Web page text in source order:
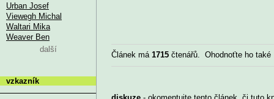
Článek má 1715čtenářů. Ohodnoťte ho
Urban Josef
Viewegh Michal
Waltari Mika
Weaver Ben
další
vzkazník